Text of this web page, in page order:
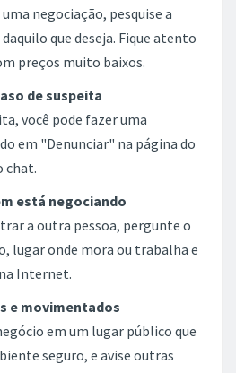
o negócio
evite depositar valores
a existência do conteúdo
milagrosas
negociação, pesquise a
que deseja. Fique atento
preços muito baixos.
de suspeita
você pode fazer uma
em "Denunciar" na página do